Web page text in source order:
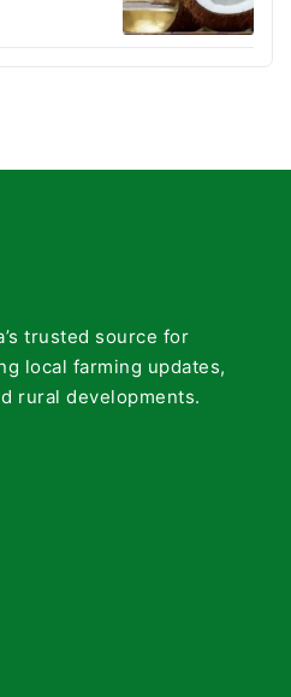
trusted source for
local farming updates,
rural developments.